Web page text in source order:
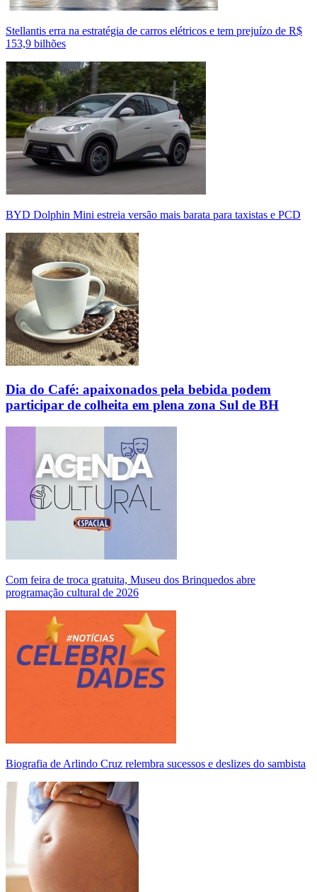
Stellantis erra na estratégia de carros elétricos e tem prejuízo de R$
153,9 bilhões
BYD Dolphin Mini estreia versão mais barata para taxistas e PCD
Dia do Café: apaixonados pela bebida podem
participar de colheita em plena zona Sul de BH
Com feira de troca gratuita, Museu dos Brinquedos abre
programação cultural de 2026
Biografia de Arlindo Cruz relembra sucessos e deslizes do sambista